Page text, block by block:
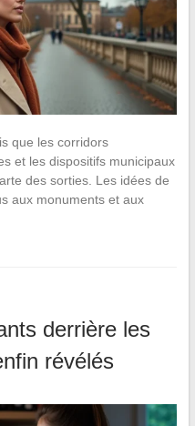
que les corridors
et les dispositifs municipaux
des sorties. Les idées de
aux monuments et aux
derrière les
révélés